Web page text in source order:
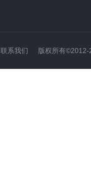
联系我们 版权所有©2012-